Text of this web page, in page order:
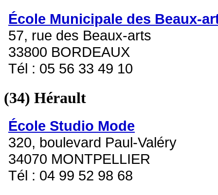
École Municipale des Beaux-
57, rue des Beaux-arts
33800 BORDEAUX
Tél : 05 56 33 49 10
(34) Hérault
École Studio Mode
320, boulevard Paul-Valéry
34070 MONTPELLIER
Tél : 04 99 52 98 68